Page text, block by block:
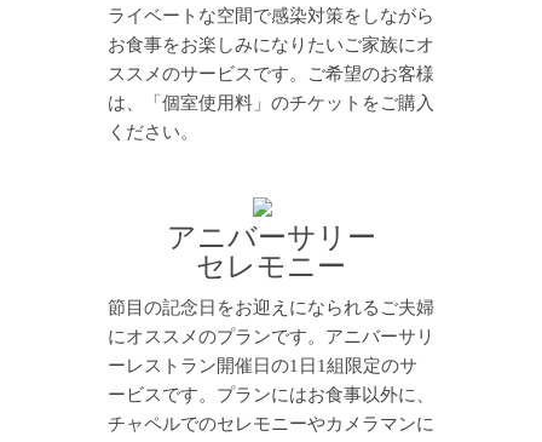
ライベートな空間で感染対策をしながら
お食事をお楽しみになりたいご家族にオ
ススメのサービスです。ご希望のお客様
は、「個室使用料」のチケットをご購入
ください。
アニバーサリー
セレモニー
節目の記念日をお迎えになられるご夫婦
にオススメのプランです。アニバーサリ
ーレストラン開催日の1日1組限定のサ
ービスです。プランにはお食事以外に、
チャペルでのセレモニーやカメラマンに